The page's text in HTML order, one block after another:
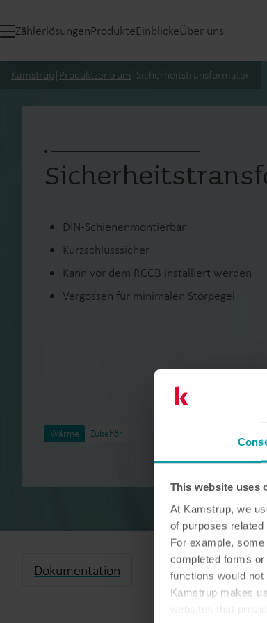
This website uses
At Kamstrup, we
of purposes
For example,
completed forms
functions would
Kamstrup makes
websites that
ZählerlösungenProdukteEinblickeÜber uns
Kamstrup | Produktzentrum | Sicherheitstransformator
DIN-Schienenmontierbar
Kurzschlusssicher
Kann vor dem RCCB installiert werden
Vergossen für minimalen Störpegel
Wärme Zubehör
Dokumentation